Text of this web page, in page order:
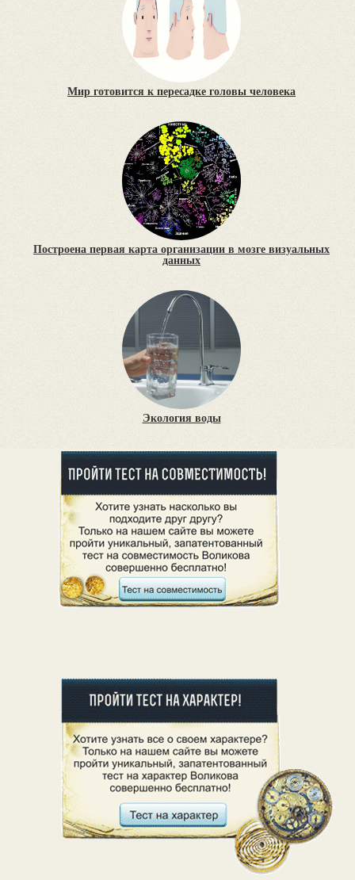
Мир готовится к пересадке головы человека
Построена первая карта организации в мозге визуальных
данных
Экология воды